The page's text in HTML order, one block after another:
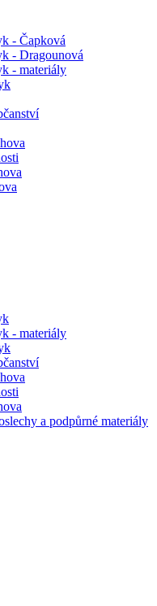
- Čapková
- Dragounová
- materiály
- materiály
a podpůrné materiály